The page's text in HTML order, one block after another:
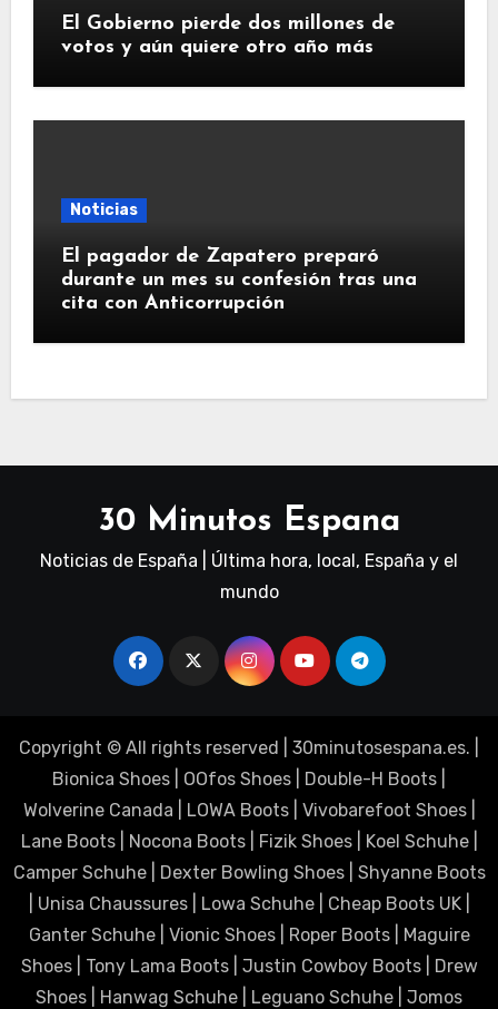
El Gobierno pierde dos millones de
votos y aún quiere otro año más
Noticias
El pagador de Zapatero preparó
durante un mes su confesión tras una
cita con Anticorrupción
30 Minutos Espana
Noticias de España | Última hora, local, España y el
mundo
Copyright © All rights reserved 30minutosespana.es. |
Bionica Shoes
OOfos Shoes Double-H Boots
Wolverine Canada
LOWA Boots| Vivobarefoot Shoes|
Lane Boots| Nocona Boots| Fizik Shoes| Koel Schuhe|
Camper Schuhe| Dexter Bowling Shoes| Shyanne Boots
Unisa Chaussures| Lowa Schuhe| Cheap Boots UK
Ganter Schuhe
Vionic Shoes| Roper Boots| Maguire
Shoes| Tony Lama Boots| Justin Cowboy Boots| Drew
Shoes
Hanwag Schuhe Leguano Schuhe Jomos